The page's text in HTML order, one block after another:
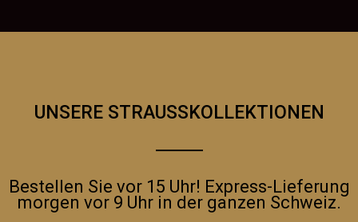
UNSERE STRAUSSKOLLEKTIONEN
Bestellen Sie vor 15 Uhr! Express-Lieferung
morgen vor 9 Uhr in der ganzen Schweiz.